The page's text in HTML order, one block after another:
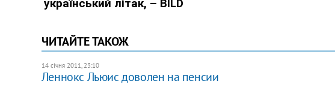
ЧИТАЙТЕ ТАКОЖ
14 січня 2011, 23:10
Леннокс Льюис доволен на пенсии